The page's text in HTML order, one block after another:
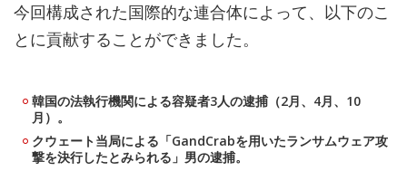
今回構成された国際的な連合体によって、以下のこ
とに貢献することができました。
韓国の法執行機関による容疑者3人の逮捕（2月、4月、10
月）。
クウェート当局による「GandCrabを用いたランサムウェア攻
撃を決行したとみられる」男の逮捕。